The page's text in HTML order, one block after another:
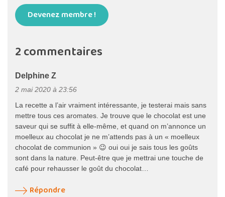
Devenez membre !
2 commentaires
Delphine Z
2 mai 2020 à 23:56
La recette a l’air vraiment intéressante, je testerai mais sans
mettre tous ces aromates. Je trouve que le chocolat est une
saveur qui se suffit à elle-même, et quand on m’annonce un
moelleux au chocolat je ne m’attends pas à un « moelleux
chocolat de communion » 😉 oui oui je sais tous les goûts
sont dans la nature. Peut-être que je mettrai une touche de
café pour rehausser le goût du chocolat…
Répondre